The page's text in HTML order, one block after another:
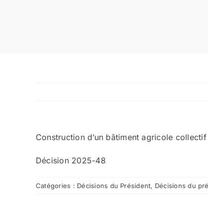
Construction d’un bâtiment agricole
Décision 2025-48
Catégories : Décisions du Président, Décisions du